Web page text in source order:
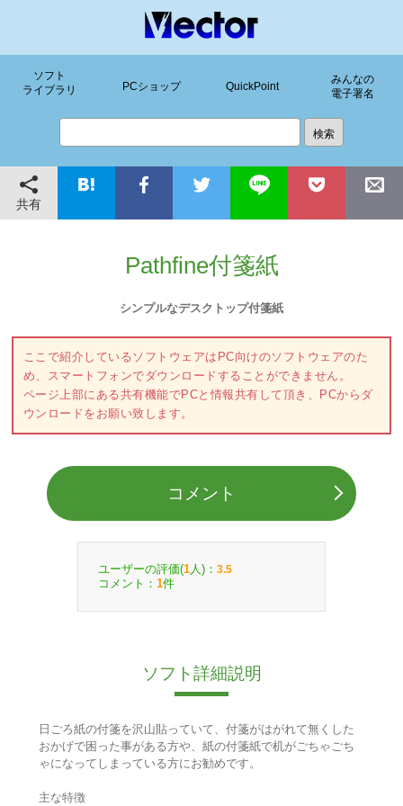
ソフト
ライブラリ
PCショップ QuickPoint
みんなの
電子署名
共有
Pathfine付箋紙
シンプルなデスクトップ付箋紙
ここで紹介しているソフトウェアはPC向けのソフトウェアのた
め、スマートフォンでダウンロードすることができません。
ページ上部にある共有機能でPCと情報共有して頂き、PCからダ
ウンロードをお願い致します。
コメント
ユーザーの評価(1 人)： 3.5
コメント： 1件
ソフト詳細説明
日ごろ紙の付箋を沢山貼っていて、付箋がはがれて無くした
おかげで困った事がある方や、紙の付箋紙で机がごちゃごち
ゃになってしまっている方にお勧めです。
主な特徴